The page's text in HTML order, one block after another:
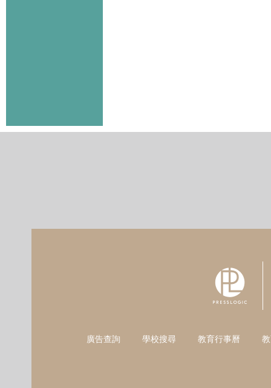
廣告查詢 學校搜尋 教育行事曆